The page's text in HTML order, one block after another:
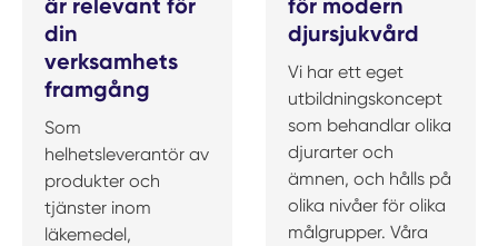
din
verksamhets
framgång
Som
helhetsleverantör av
produkter och
tjänster inom
läkemedel,
djursjukvård
Vi har ett eget
utbildningskoncept
som behandlar olika
djurarter och
ämnen, och hålls på
olika nivåer för olika
målgrupper. Våra